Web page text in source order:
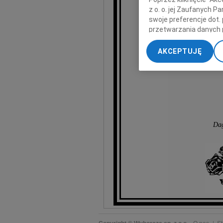
z o. o. jej Zaufanych
swoje preferencje dot.
przetwarzania danych
„Ustawienia
My, nasi Zaufani
dokładnych danych
Przechowywanie
AKCEPTUJĘ